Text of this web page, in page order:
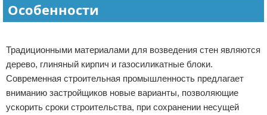
Особенности
Традиционными материалами для возведения стен являются
дерево, глиняный кирпич и газосиликатные блоки.
Современная строительная промышленность предлагает
вниманию застройщиков новые варианты, позволяющие
ускорить сроки строительства, при сохранении несущей